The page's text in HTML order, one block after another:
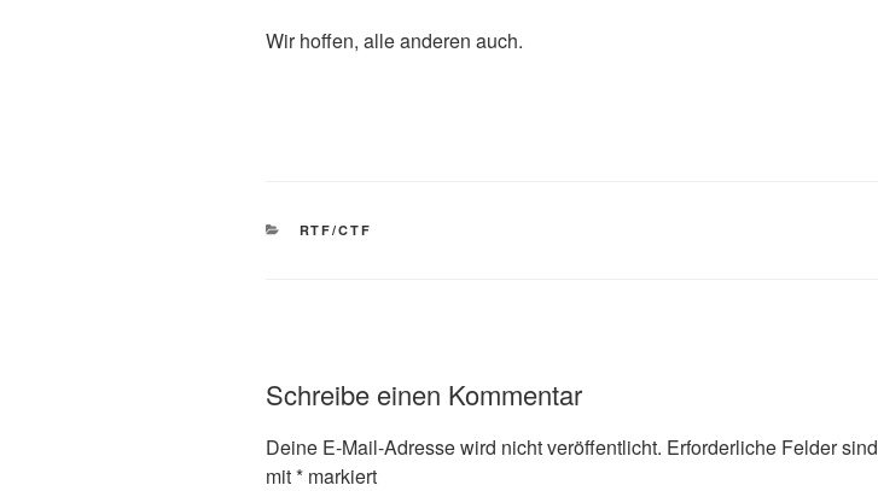
Wir hoffen, alle anderen auch.
KATEGORIEN
RTF/CTF
Schreibe einen Kommentar
Deine E-Mail-Adresse wird nicht veröffentlicht. Erforderliche Felder sind
mit* markiert